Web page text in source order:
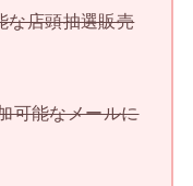
店頭抽選販売
可能なメールに